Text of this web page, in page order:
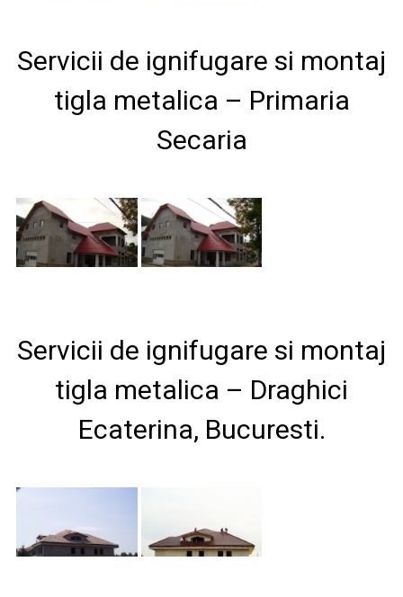
Servicii de ignifugare si montaj
tigla metalica – Primaria
Secaria
Servicii de ignifugare si montaj
tigla metalica – Draghici
Ecaterina, Bucuresti.